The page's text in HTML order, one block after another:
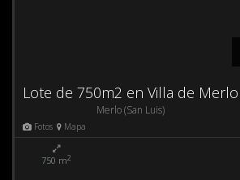
Lote de 750m2 en Villa de Merlo
Merlo (San Luis)
Fotos Mapa
750 m2